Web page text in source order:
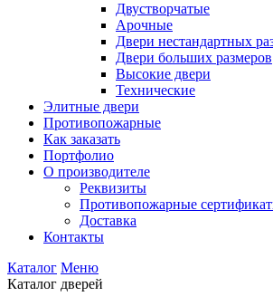
Двустворчатые
Арочные
Двери нестандартных
Двери больших размеров
Высокие двери
Технические
Элитные двери
Противопожарные
Как заказать
Портфолио
О производителе
Реквизиты
Противопожарные
Доставка
Контакты
Каталог Меню
Каталог дверей